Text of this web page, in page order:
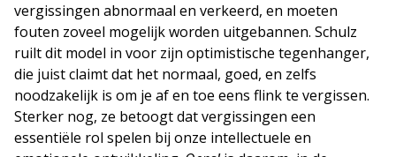
vergissingen abnormaal en verkeerd, en moeten
fouten zoveel mogelijk worden uitgebannen. Schulz
ruilt dit model in voor zijn optimistische tegenhanger,
die juist claimt dat het normaal, goed, en zelfs
noodzakelijk is om je af en toe eens flink te vergissen.
Sterker nog, ze betoogt dat vergissingen een
essentiële rol spelen bij onze intellectuele en